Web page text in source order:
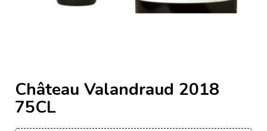
Château Valandraud 2018
75CL